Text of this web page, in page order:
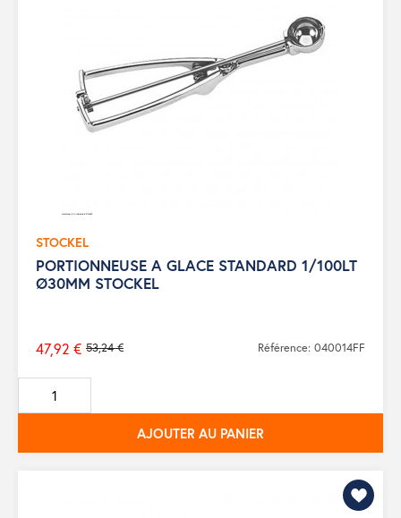
STOCKEL
PORTIONNEUSE A GLACE STANDARD 1/100LT
Ø30MM STOCKEL
Prix
de
base
53,24 €
47,92 € Référence: 040014FF
AJOUTER AU PANIER